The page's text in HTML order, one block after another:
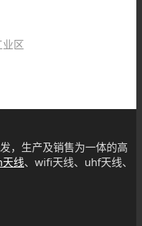
区
，生产及销售为一体的高
线、wifi天线、uhf天线、